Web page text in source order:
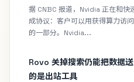
据 CNBC 报道，Nvidia 正在和快
成协议：客户可以用获得算力访
的一部分。Nvidia...
Rovo 关掉搜索仍能把数据
的是出站工具